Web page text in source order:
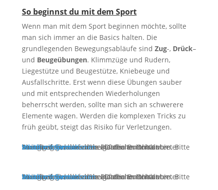
So beginnst du mit dem Sport
Wenn man mit dem Sport beginnen möchte, sollte
man sich immer an die Basics halten. Die
grundlegenden Bewegungsabläufe sind Zug-, Drück–
und Beugeübungen. Klimmzüge und Rudern,
Liegestütze und Beugestütze, Kniebeuge und
Ausfallschritte. Erst wenn diese Übungen sauber
und mit entsprechenden Wiederholungen
beherrscht werden, sollte man sich an schwerere
Elemente wagen. Werden die komplexen Tricks zu
früh geübt, steigt das Risiko für Verletzungen.
Sie sehen gerade einen Platzhalterinhalt von
Standard
. Um auf den eigentlichen Inhalt zuzugreifen, klicken Sie auf den Button unten. Bitte beachten Sie, dass dabei Daten an Drittanbieter weitergegeben werden.
Inhalt entsperren
Weitere Informationen
Sie sehen gerade einen Platzhalterinhalt von
Standard
. Um auf den eigentlichen Inhalt zuzugreifen, klicken Sie auf den Button unten. Bitte beachten Sie, dass dabei Daten an Drittanbieter weitergegeben werden.
Inhalt entsperren
Weitere Informationen